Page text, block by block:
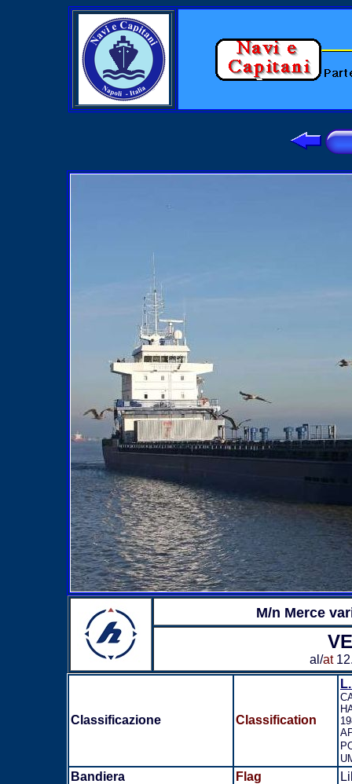
M/n Merce
al/at
Classificazione Classification
Bandiera Flag